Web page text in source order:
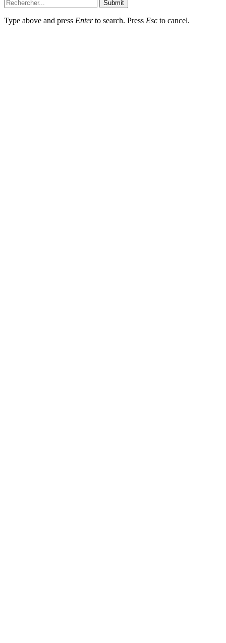
Submit
Type above and press Enterto search. Press Esc to cancel.